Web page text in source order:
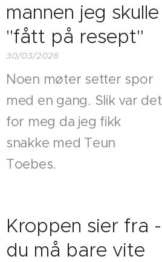
mannen jeg skulle
"fått på resept"
30/03/2026
Noen møter setter spor
med en gang. Slik var det
for meg da jeg fikk
snakke med Teun
Toebes.
Kroppen sier fra -
du må bare vite